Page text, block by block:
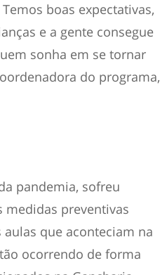
boas expectativas,
e a gente consegue
sonha em se tornar
do programa,
pandemia, sofreu
medidas preventivas
aulas que aconteciam na
ocorrendo de forma